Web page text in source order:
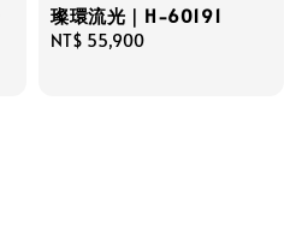
璨環流光｜H-60191
Regular
NT$ 55,900